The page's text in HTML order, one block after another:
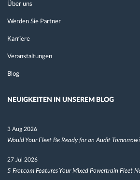
Über uns
Werden Sie Partner
Karriere
Veranstaltungen
Blog
NEUIGKEITEN IN UNSEREM BLOG
3 Aug 2026
Would Your Fleet Be Ready for an Audit Tomorrow?
27 Jul 2026
5 Frotcom Features Your Mixed Powertrain Fleet